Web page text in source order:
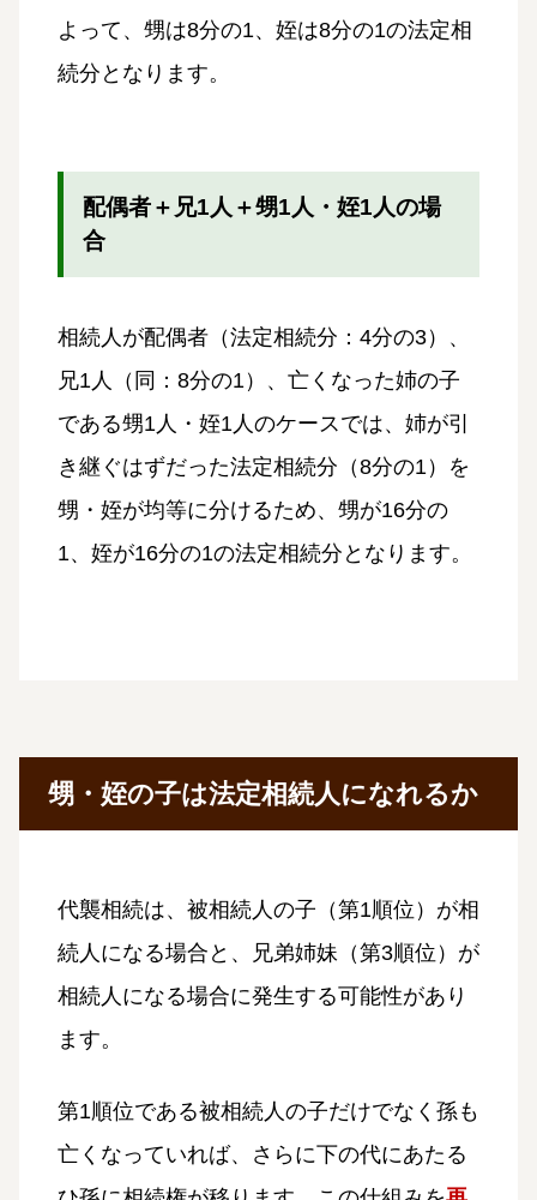
よって、甥は8分の1、姪は8分の1の法定相
続分となります。
配偶者＋兄1人＋甥1人・姪1人の場
合
相続人が配偶者（法定相続分：4分の3）、
兄1人（同：8分の1）、亡くなった姉の子
である甥1人・姪1人のケースでは、姉が引
き継ぐはずだった法定相続分（8分の1）を
甥・姪が均等に分けるため、甥が16分の
1、姪が16分の1の法定相続分となります。
甥・姪の子は法定相続人になれるか
代襲相続は、被相続人の子（第1順位）が相
続人になる場合と、兄弟姉妹（第3順位）が
相続人になる場合に発生する可能性があり
ます。
第1順位である被相続人の子だけでなく孫も
亡くなっていれば、さらに下の代にあたる